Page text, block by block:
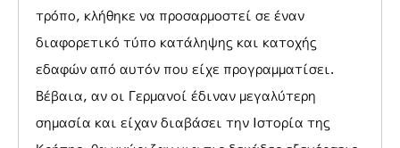
τρόπο, κλήθηκε να προσαρμοστεί σε έναν
διαφορετικό τύπο κατάληψης και κατοχής
εδαφών από αυτόν που είχε προγραμματίσει.
Βέβαια, αν οι Γερμανοί έδιναν μεγαλύτερη
σημασία και είχαν διαβάσει την Ιστορία της